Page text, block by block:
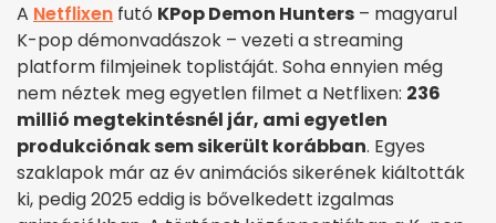
A Netflixen futó KPop Demon Hunters – magyarul
K-pop démonvadászok – vezeti a streaming
platform filmjeinek toplistáját. Soha ennyien még
nem néztek meg egyetlen filmet a Netflixen: 236
millió megtekintésnél jár, ami egyetlen
produkciónak sem sikerült korábban. Egyes
szaklapok már az év animációs sikerének kiáltották
ki, pedig 2025 eddig is bővelkedett izgalmas